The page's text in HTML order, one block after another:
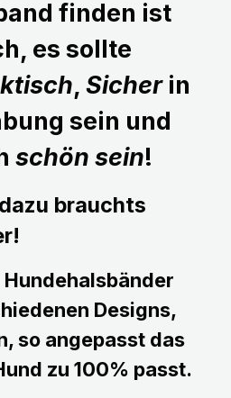
finden ist
es sollte
, Sicherin
sein und
schön sein!
brauchts
Hundehalsbänder
Designs,
so angepasst das
zu 100% passt.